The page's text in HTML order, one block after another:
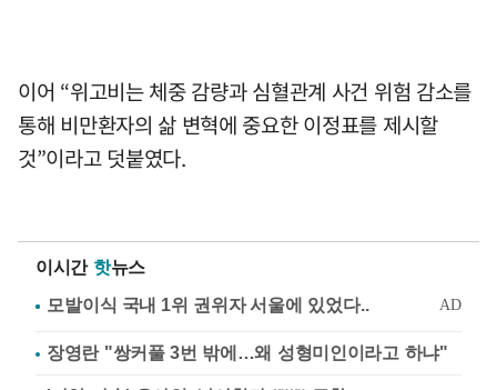
이어 “위고비는 체중 감량과 심혈관계 사건 위험 감소를
통해 비만환자의 삶 변혁에 중요한 이정표를 제시할
것”이라고 덧붙였다.
이시간 핫뉴스
장영란 "쌍커풀 3번 밖에…왜 성형미인이라고 하냐"